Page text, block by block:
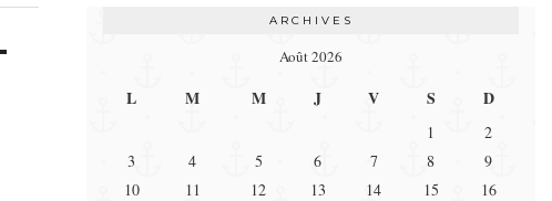
ARCHIVES
Août 2026
L M M J V S D
1
2
3
4 5 6 7 8
9
10
11 12 13 14 15
16